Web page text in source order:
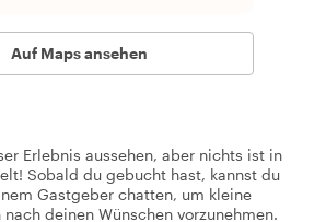
Auf Maps ansehen
Erlebnis aussehen, aber nichts ist in
Sobald du gebucht hast, kannst du
Gastgeber chatten, um kleine
nach deinen Wünschen vorzunehmen.